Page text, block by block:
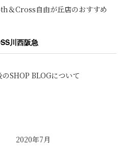
＆Cross自由が丘店のおすすめ
川西阪急
のSHOP BLOGについて
2020年7月